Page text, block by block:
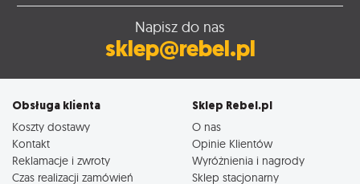
Napisz do nas
sklep@rebel.pl
Obsługa klienta
Koszty dostawy
Kontakt
Reklamacje i zwroty
Czas realizacji zamówień
Sklep Rebel.pl
O nas
Opinie Klientów
Wyróżnienia i nagrody
Sklep stacjonarny